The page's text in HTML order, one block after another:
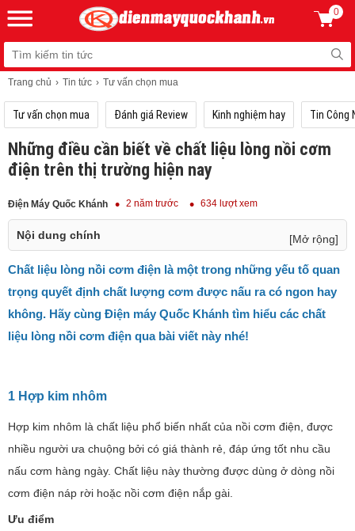
0
Trang chủ Tin tức Tư vấn chọn mua
Tư vấn chọn mua Đánh giá Review Kinh nghiệm hay Tin Công
Những điều cần biết về chất liệu lòng nồi cơm
điện trên thị trường hiện nay
Điện Máy Quốc Khánh 2 năm trước 634 lượt xem
Nội dung chính [Mở rộng]
Chất liệu lòng nồi cơm điện là một trong những yếu tố quan
trọng quyết định chất lượng cơm được nấu ra có ngon hay
không. Hãy cùng Điện máy Quốc Khánh tìm hiểu các chất
liệu lòng nồi cơm điện qua bài viết này nhé!
4 Nhôm dập tráng men chống dính
5 Nhôm dập tráng men chống dính kim cương
6 Hợp kim nhiều lớp phủ chống dính kim cương Kamado
7 Hợp kim nhiều lớp phủ chống dính Carbon Flo
8 Hợp kim nhiều lớp phủ chống dính Whitford
9 Hợp kim nhiều lớp phủ chống dính đá Maifan
Chất liệu lòng nồi cơm điện là một trong những yếu tố quan
trọng quyết định chất lượng cơm được nấu ra có ngon hay
không. Hãy cùng Điện máy Quốc Khánh tìm hiểu các chất
liệu lòng nồi cơm điện qua bài viết này nhé!
1 Hợp kim nhôm
Hợp kim nhôm là chất liệu phổ biến nhất của nồi cơm điện, được
nhiều người ưa chuộng bởi có giá thành rẻ, đáp ứng tốt nhu cầu
nấu cơm hàng ngày. Chất liệu này thường được dùng ở dòng nồi
cơm điện náp rời hoặc nồi cơm điện nắp gài.
Ưu điểm